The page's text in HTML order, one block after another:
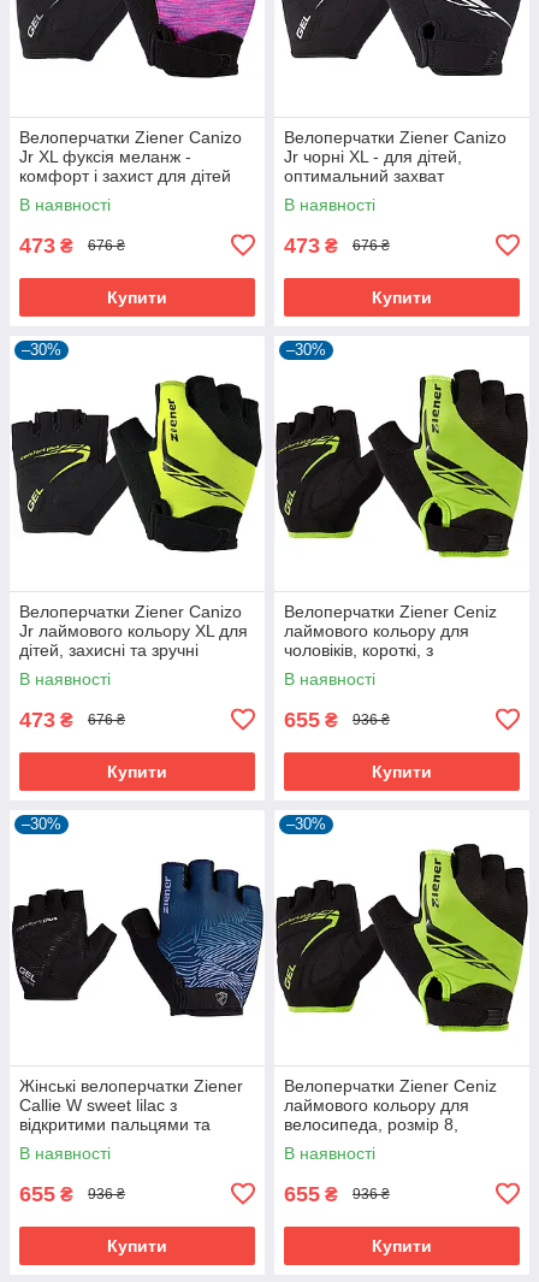
Велоперчатки Ziener Canizo
Jr XL фуксія меланж -
комфорт і захист для дітей
В наявності
473 ₴ 676 ₴
Купити
Велоперчатки Ziener Canizo
Jr чорні XL - для дітей,
оптимальний захват
В наявності
473 ₴ 676 ₴
Купити
–30%
Велоперчатки Ziener Canizo
Jr лаймового кольору XL для
дітей, захисні та зручні
В наявності
473 ₴ 676 ₴
Купити
–30%
Велоперчатки Ziener Ceniz
лаймового кольору для
чоловіків, короткі, з
амортизуючими вставками та
гелевими подушечками
В наявності
655 ₴ 936 ₴
Купити
–30%
Жінські велоперчатки Ziener
Callie W sweet lilac з
відкритими пальцями та
дихаючою шкірою Amara
В наявності
655 ₴ 936 ₴
Купити
–30%
Велоперчатки Ziener Ceniz
лаймового кольору для
велосипеда, розмір 8,
зручність і захист рук
В наявності
655 ₴ 936 ₴
Купити